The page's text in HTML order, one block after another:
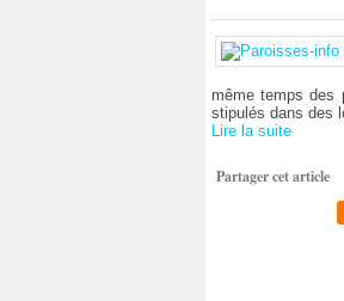
même temps des
stipulés dans des
Lire la suite
Partager cet article